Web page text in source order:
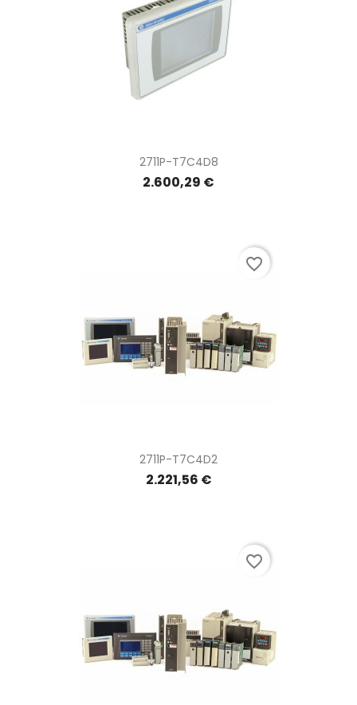
2711P-T7C4D8
2.600,29 €
2711P-T7C4D2
2.221,56 €
favorite_border
favorite_border